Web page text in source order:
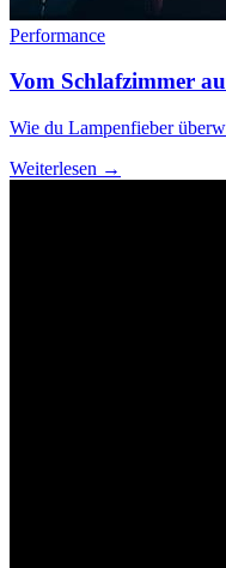
Performance
Vom Schlafzimmer
Wie du Lampenfieber
Weiterlesen →